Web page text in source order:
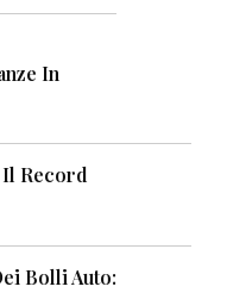
In
Il Record
Bolli Auto: